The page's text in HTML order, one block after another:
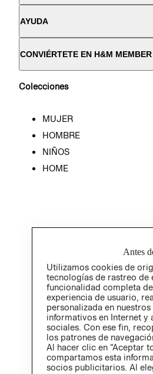
AYUDA
CONVIÉRTETE EN H&M MEMBER
Colecciones
MUJER
HOMBRE
NIÑOS
HOME
Antes
Utilizamos cookies de
tecnologías de rastreo de
funcionalidad completa
experiencia de usuario,
personalizada en
informativos en Internet y
sociales. Con ese fin,
los patrones de
Al hacer clic en “Aceptar
compartamos esta
socios publicitarios. Al